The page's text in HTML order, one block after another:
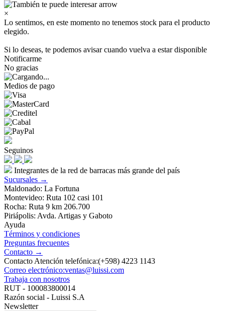
×
Lo sentimos, en este momento no tenemos stock para el producto
elegido.
Si lo deseas, te podemos avisar cuando vuelva a estar disponible
Notificarme
No gracias
Medios de pago
Seguinos
Integrantes de la red de barracas más grande del país
Sucursales →
Maldonado: La Fortuna
Montevideo: Ruta 102 casi 101
Rocha: Ruta 9 km 206.700
Piriápolis: Avda. Artigas y Gaboto
Ayuda
Términos y condiciones
Preguntas frecuentes
Contacto →
Contacto Atención telefónica:(+598) 4223 1143
Correo electrónico:ventas@luissi.com
Trabaja con nosotros
RUT - 100083800014
Razón social - Luissi S.A
Newsletter